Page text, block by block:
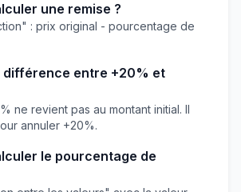
une remise ?
: prix original - pourcentage de
différence entre +20% et
ne revient pas au montant initial. Il
annuler +20%.
le pourcentage de